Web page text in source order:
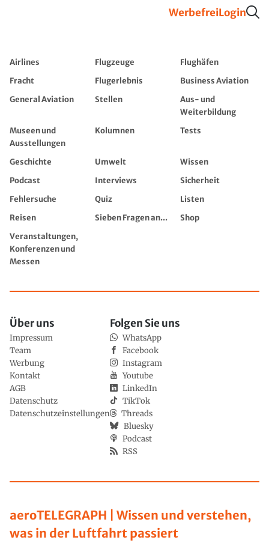
WerbefreiLogin
Airlines Flugzeuge
Flughäfen
Fracht
Flugerlebnis
Business Aviation
General Aviation
Stellen
Aus- und
Weiterbildung
Museen und
Ausstellungen
Kolumnen Tests
Geschichte Umwelt
Wissen
Podcast
Interviews
Sicherheit
Fehlersuche
Quiz
Listen
Reisen
Sieben Fragen an...
Shop
Veranstaltungen,
Konferenzen und
Messen
aeroTELEGRAPH | Wissen und verstehen,
was in der Luftfahrt passiert
Über uns
Impressum
Team
Werbung
Kontakt
AGB
Datenschutz
Datenschutzeinstellungen
Folgen Sie uns
WhatsApp
Facebook
Instagram
Youtube
LinkedIn
TikTok
Threads
Bluesky
Podcast
RSS